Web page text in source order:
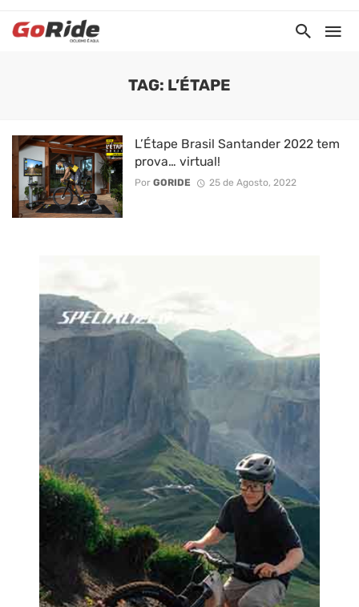
TAG: L’ÉTAPE
L’Étape Brasil Santander 2022 tem
prova… virtual!
Por GORIDE 25 de Agosto, 2022